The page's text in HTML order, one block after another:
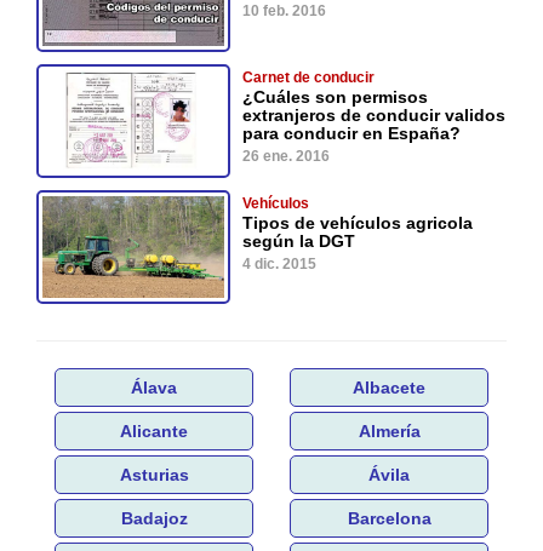
10 feb. 2016
Carnet de conducir
¿Cuáles son permisos
extranjeros de conducir validos
para conducir en España?
26 ene. 2016
Vehículos
Tipos de vehículos agricola
según la DGT
4 dic. 2015
Álava Albacete
Alicante Almería
Asturias Ávila
Badajoz Barcelona